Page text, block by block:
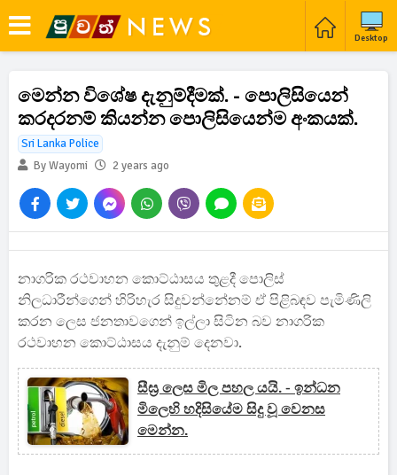
Desktop
මෙන්න විශේෂ දැනුම්දීමක්. - පොලිසියෙන්
කරදරනම් කියන්න පොලිසියෙන්ම අංකයක්.
Sri Lanka Police
By Wayomi
2 years ago
නාගරික රථවාහන කොට්ඨාසය තුළදී පොලිස්
නිලධාරීන්ගෙන් හිරිහැර සිදුවන්නේනම් ඒ පිළිබඳව පැමිණිලි
කරන ලෙස ජනතාවගෙන් ඉල්ලා සිටින බව නාගරික
රථවාහන කොට්ඨාසය දැනුම් දෙනවා.
සීඝ්‍ර ලෙස මිල පහල යයි. - ඉන්ධන
මිලෙහි හදිසියේම සිදු වූ වෙනස
මෙන්න.